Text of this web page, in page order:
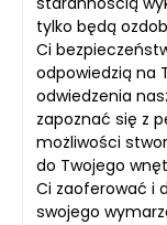
tylko będą
Ci
odpowiedzią na
odwiedzenia
zapoznać się z
możliwości
do Twojego
Ci zaoferować i
swojego